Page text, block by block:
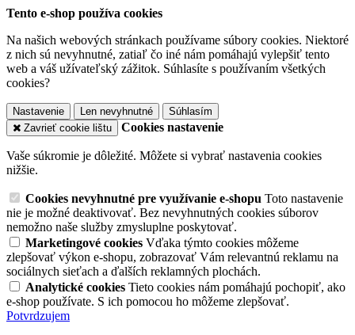
Tento e-shop používa cookies
Na našich webových stránkach používame súbory cookies. Niektoré
z nich sú nevyhnutné, zatiaľ čo iné nám pomáhajú vylepšiť tento
web a váš užívateľský zážitok. Súhlasíte s používaním všetkých
cookies?
Nastavenie Len nevyhnutné
Súhlasím
Zavrieť cookie lištu
Cookies nastavenie
Vaše súkromie je dôležité. Môžete si vybrať nastavenia cookies
nižšie.
Cookies nevyhnutné pre využívanie e-shopu Toto nastavenie
nie je možné deaktivovať. Bez nevyhnutných cookies súborov
nemožno naše služby zmysluplne poskytovať.
Marketingové cookies Vďaka týmto cookies môžeme
zlepšovať výkon e-shopu, zobrazovať Vám relevantnú reklamu na
sociálnych sieťach a ďalších reklamných plochách.
Analytické cookies Tieto cookies nám pomáhajú pochopiť, ako
e-shop používate. S ich pomocou ho môžeme zlepšovať.
Potvrdzujem